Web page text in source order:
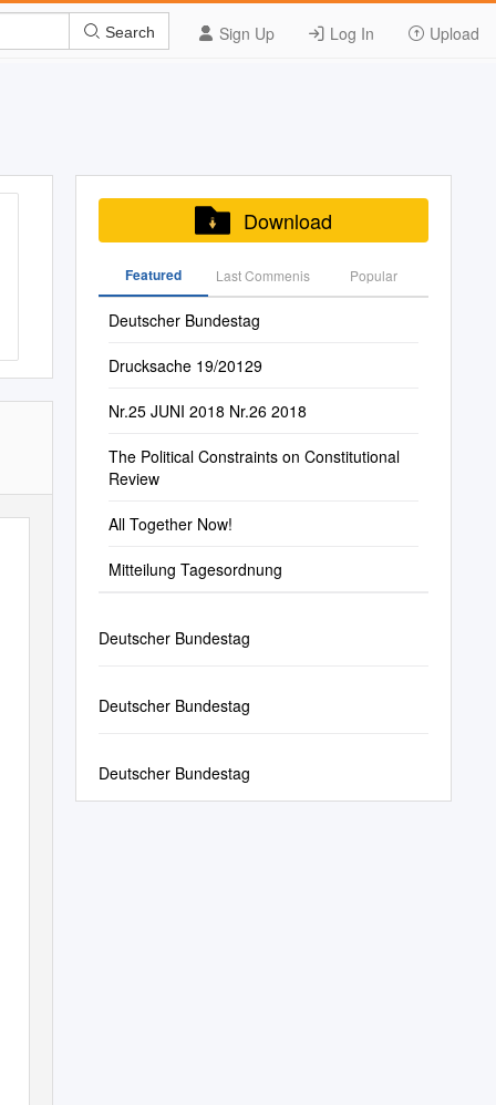
Sign Up Log In Upload
Search
Download
Featured Last Commenis Popular
Deutscher Bundestag
Drucksache 19/20129
Nr.25 JUNI 2018 Nr.26 2018
The Political Constraints on Constitutional
Review
All Together Now!
Mitteilung Tagesordnung
Deutscher Bundestag
Deutscher Bundestag
Deutscher Bundestag